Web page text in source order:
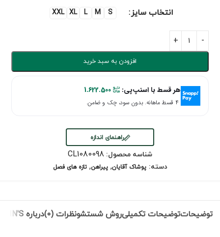
انتخاب سایز S
M
L
XL
XXL
افزودن به سبد خرید
هر قسط با اسنپ‌پی: 1.622.500
۴ قسط ماهانه. بدون سود، چک و ضامن.
راهنمای اندازه
شناسه محصول: CL1080098
دسته: پوشاک آقایان, پیراهن, تازه های فصل
توضیحاتتوضیحات تکمیلیروش شستشونظرات (0) درباره COLIN'S